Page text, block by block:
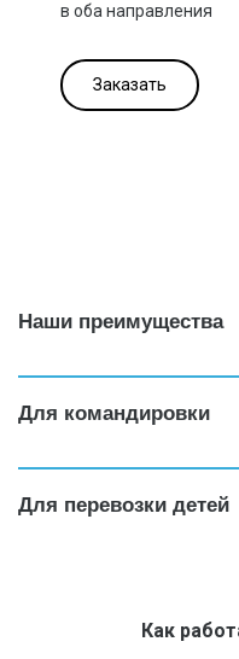
в оба направления
Заказать
Наши преимущества
Для командировки
Для перевозки детей
Как